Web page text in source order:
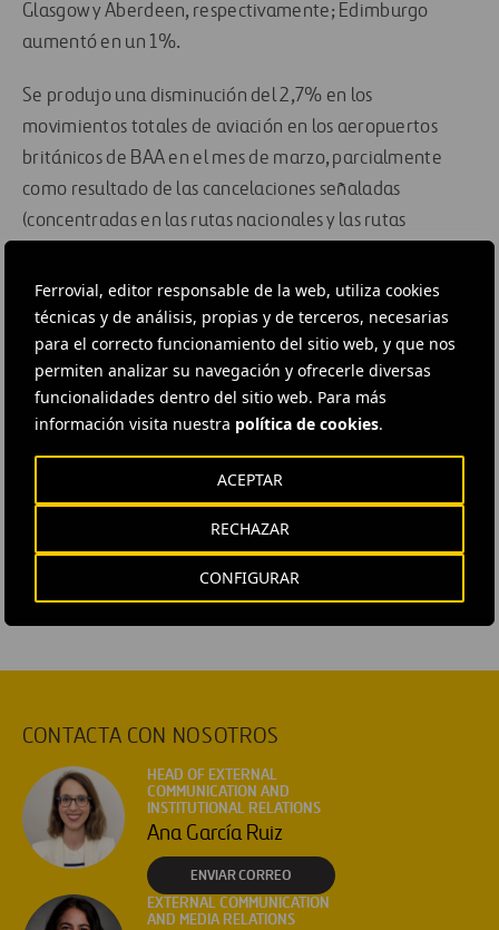
Ferrovial, editor responsable de la web, utiliza cookies
técnicas y de análisis, propias y de terceros, necesarias
para el correcto funcionamiento del sitio web, y que nos
permiten analizar su navegación y ofrecerle diversas
funcionalidades dentro del sitio web. Para más
información visita nuestra política de cookies.
CONFIGURAR
RECHAZAR
ACEPTAR
Glasgow y Aberdeen, respectivamente; Edimburgo
aumentó en un 1%.
Se produjo una disminución del 2,7% en los
movimientos totales de aviación en los aeropuertos
británicos de BAA en el mes de marzo, parcialmente
como resultado de las cancelaciones señaladas
(concentradas en las rutas nacionales y las rutas
aumentó en un 1,3% (toneladas) gracias en parte al
crecimiento sostenido de Heathrow (+6,2%).
#Aeropuertos # Aereo #Aviacion
#Tráfico aéreo #Transporte de viajeros #Reino Unido
CONTACTA CON NOSOTROS
HEAD OF EXTERNAL
COMMUNICATION AND
INSTITUTIONAL RELATIONS
Ana García Ruiz
ENVIAR CORREO
EXTERNAL COMMUNICATION
AND MEDIA RELATIONS